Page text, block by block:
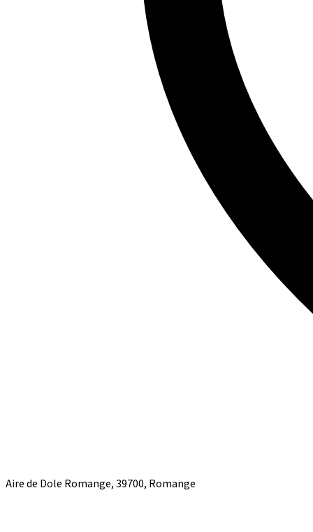
Aire de Dole Romange, 39700, Romange